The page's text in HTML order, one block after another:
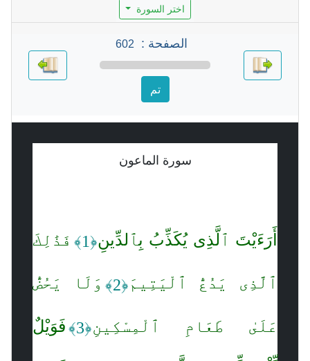
اختر السورة
الصفحة : 602
تم
سورة الماعون
أَرَءَيْتَ ٱلَّذِى يُكَذِّبُ بِٱلدِّينِ﴿1﴾ فَذَٰلِكَ
ٱلَّذِى يَدُعُّ ٱلْيَتِيمَ﴿2﴾ وَلَا يَحُضُّ
عَلَىٰ طَعَامِ ٱلْمِسْكِينِ﴿3﴾ فَوَيْلٌ